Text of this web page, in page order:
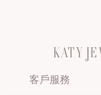
KATY
客戶服務